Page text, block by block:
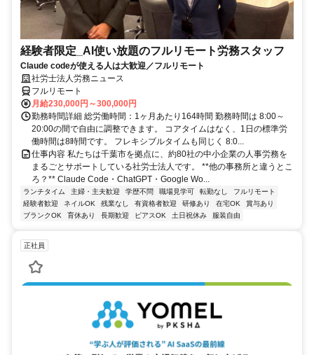
経験者限定_AI使い放題のフルリモート労務スタッフ
Claude codeが使える人は大歓迎／フルリモート
社労士法人労務ニュース
フルリモート
月給230,000円～300,000円
勤務時間詳細 総労働時間：1ヶ月あたり164時間 勤務時間は 8:00～
20:00の間で自由に調整できます。 コアタイムはなく、1日の標準労
働時間は8時間です。 フレキシブルタイムも同じく 8:0...
仕事内容 私たちは千葉市を拠点に、約80社の中小企業の人事労務を
まるごとサポートしている社労士法人です。 **他の事務所と違うとこ
ろ？** Claude Code・ChatGPT・Google Wo...
ランチタイム 主婦・主夫歓迎 学歴不問 職場見学可 転勤なし
フルリモート
経験者歓迎
ネイルOK 残業なし 有資格者歓迎 研修あり 在宅OK
賞与あり
ブランクOK
育休あり 長期歓迎 ピアスOK 土日祝休み 服装自由
正社員